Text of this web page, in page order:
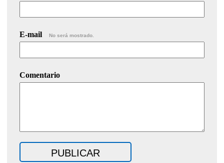
E-mail No será mostrado.
Comentario